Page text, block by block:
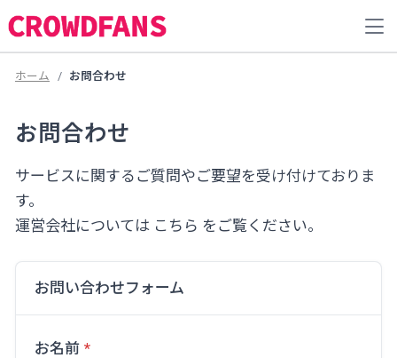
ホーム お問合わせ
お問合わせ
サービスに関するご質問やご要望を受け付けておりま
す。
運営会社については こちら をご覧ください。
お問い合わせフォーム
お名前